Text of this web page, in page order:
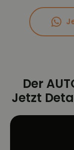
Der
Jetzt